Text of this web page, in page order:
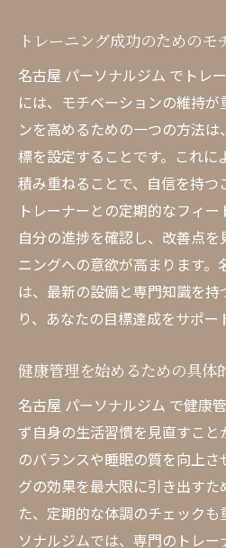
効率を高めるための
名古屋の専門トレーナー
ニングプラン
名古屋のトレーナー
ラム
個別プランの組み立
専門的なアドバイス
成功事例から学ぶプ
トレーナーとの信頼
結果を出すためのプ
健康目標を達成
最新設備がもたらす
設備を活かした効果
名古屋 ジム で体験で
ス
設備とトレーニング
トレーニング成功のための
名古屋 パーソナルジム でトレ
には、モチベーションの維持が
ンを高めるための一つの方法
標を設定することです。これに
積み重ねることで、自信を持つ
トレーナーとの定期的なフィー
自分の進捗を確認し、改善点
ニングへの意欲が高まります。
は、最新の設備と専門知識を
り、あなたの目標達成をサポー
健康管理を始めるための具体
名古屋 パーソナルジム で健康
ず自身の生活習慣を見直すこ
のバランスや睡眠の質を向上
グの効果を最大限に引き出す
た、定期的な体調のチェックも
ソナルジムでは、専門のトレ